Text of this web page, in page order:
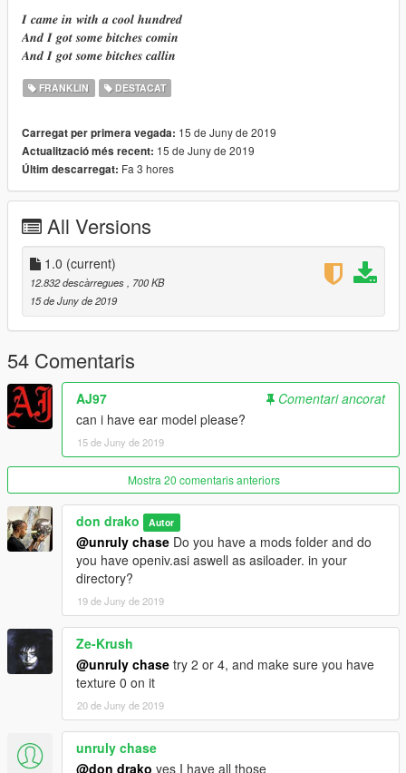
𝑰 𝒄𝒂𝒎𝒆 𝒊𝒏 𝒘𝒊𝒕𝒉 𝒂 𝒄𝒐𝒐𝒍 𝒉𝒖𝒏𝒅𝒓𝒆𝒅
𝑨𝒏𝒅 𝑰 𝒈𝒐𝒕 𝒔𝒐𝒎𝒆 𝒃𝒊𝒕𝒄𝒉𝒆𝒔 𝒄𝒐𝒎𝒊𝒏
𝑨𝒏𝒅 𝑰 𝒈𝒐𝒕 𝒔𝒐𝒎𝒆 𝒃𝒊𝒕𝒄𝒉𝒆𝒔 𝒄𝒂𝒍𝒍𝒊𝒏
FRANKLIN DESTACAT
Carregat per primera vegada: 15 de Juny de 2019
Actualització més recent: 15 de Juny de 2019
Últim descarregat: Fa 3 hores
All Versions
1.0 (current)
12.832 descàrregues
, 700 KB
15 de Juny de 2019
54 Comentaris
AJ97
Comentari ancorat
can i have ear model please?
15 de Juny de 2019
Mostra 20 comentaris anteriors
don drako Autor
@unruly chase Do you have a mods folder and do
you have openiv.asi aswell as asiloader. in your
directory?
19 de Juny de 2019
Ze-Krush
@unruly chase try 2 or 4, and make sure you have
texture 0 on it
20 de Juny de 2019
unruly chase
@don drako yes I have all those